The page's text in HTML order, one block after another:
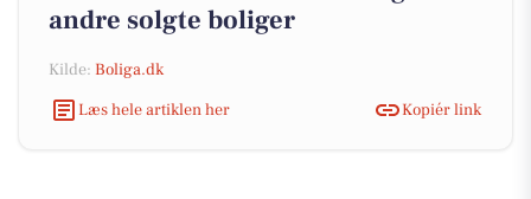
andre solgte boliger
Kilde: Boliga.dk
Læs hele artiklen her
Kopiér link